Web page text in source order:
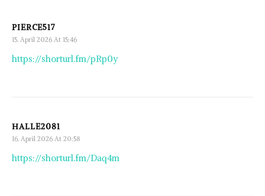
PIERCE517
15. April 2026 At 15:46
https://shorturl.fm/pRp0y
HALLE2081
16. April 2026 At 20:58
https://shorturl.fm/Daq4m